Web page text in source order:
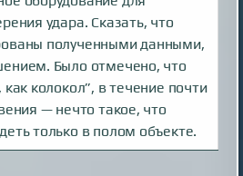
удара. Сказать, что
полученными данными,
Было отмечено, что
колокол”, в течение почти
— нечто такое, что
только в полом объекте.